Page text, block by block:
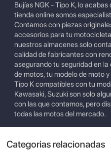
Bujías NGK - Tipo K, lo
tienda online somos
Contamos con piezas
accesorios para tu
nuestros almacenes solo
calidad de fabricantes con
asegurando tu seguridad en
de motos, tu modelo de moto
Tipo K compatibles con tu
Kawasaki, Suzuki son solo
con las que contamos, pero
todas las motos del mercado.
Categorias relacionadas